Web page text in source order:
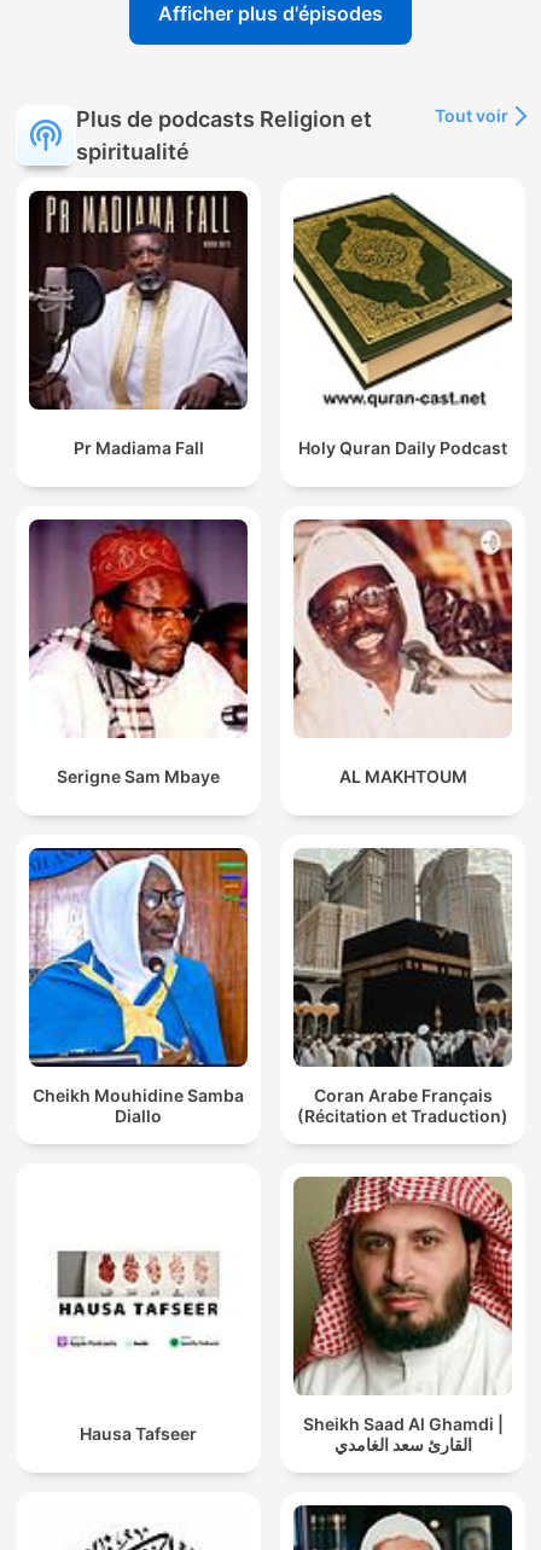
Afficher plus d'épisodes
Plus de podcasts Religion et
spiritualité
Tout voir
Pr Madiama Fall Holy Quran Daily Podcast
Serigne Sam Mbaye AL MAKHTOUM
Cheikh Mouhidine Samba
Diallo
Coran Arabe Français
(Récitation et Traduction)
Hausa Tafseer
Sheikh Saad Al Ghamdi |
القارئ سعد الغامدي